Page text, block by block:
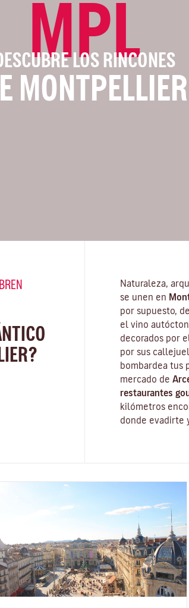
MPL
LOS RINCONES
MONTPELLIER
Naturaleza,
se unen en
por supuesto,
el vino
decorados por
por sus
bombardea tus
mercado de
restaurantes
kilómetros
donde evadirte